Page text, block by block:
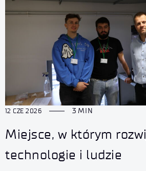
12 CZE 2026 3 MIN
Miejsce, w którym
technologie i ludzie